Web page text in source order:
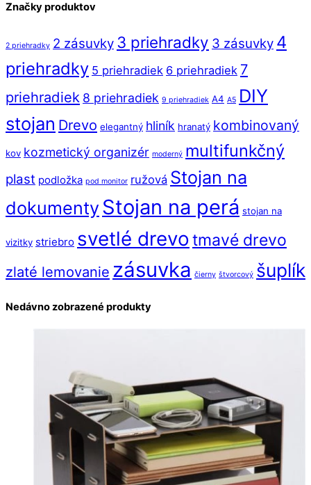
Značky produktov
2 priehradky 2 zásuvky 3 priehradky 3 zásuvky 4
priehradky 5 priehradiek 6 priehradiek 7
priehradiek 8 priehradiek 9 priehradiek A4 A5 DIY
stojan Drevo elegantný hliník hranatý kombinovaný
kov kozmetický organizér moderný multifunkčný
plast podložka pod monitor ružová Stojan na
dokumenty Stojan na perá stojan na
vizitky striebro svetlé drevotmavé drevo
zlaté lemovanie zásuvka čierny štvorcový šuplík
Nedávno zobrazené produkty